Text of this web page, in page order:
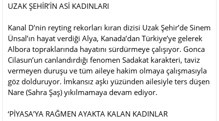
UZAK ŞEHİR’İN ASİ KADINLARI
Kanal D’nin reyting rekorları kıran dizisi Uzak Şehir’de Sinem
Ünsal’ın hayat verdiği Alya, Kanada’dan Türkiye’ye gelerek
Albora topraklarında hayatını sürdürmeye çalışıyor. Gonca
Cilasun’un canlandırdığı fenomen Sadakat karakteri, taviz
vermeyen duruşu ve tüm aileye hakim olmaya çalışmasıyla
göz dolduruyor. İmkansız aşkı yüzünden ailesiyle ters düşen
Nare (Sahra Şaş) yıkılmamaya devam ediyor.
‘PİYASA’YA RAĞMEN AYAKTA KALAN KADINLAR